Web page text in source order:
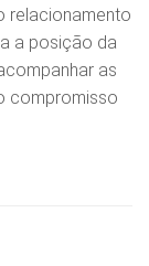
relacionamento
a posição da
as
compromisso